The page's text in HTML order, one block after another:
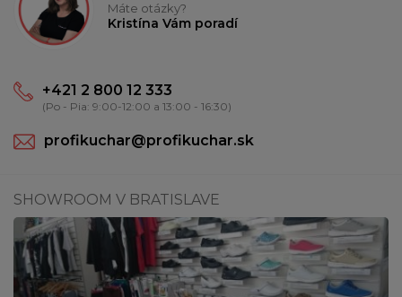
Máte otázky?
Kristína Vám poradí
+421 2 800 12 333
(Po - Pia: 9:00-12:00 a 13:00 - 16:30)
profikuchar@profikuchar.sk
SHOWROOM V BRATISLAVE